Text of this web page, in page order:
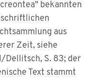
bekannten
aus
Zeit, siehe
Dellitsch, S. 83; der
Text stammt